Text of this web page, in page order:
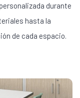
durante
hasta la
de cada espacio.